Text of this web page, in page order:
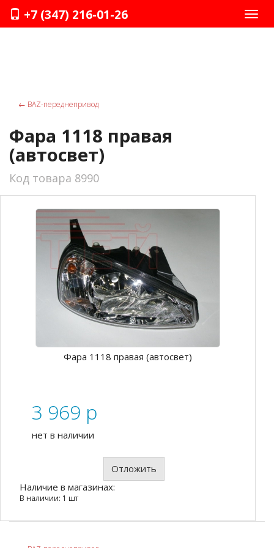
+7 (347) 216-01-26
← ВАZ-переднепривод
Фара 1118 правая
(автосвет)
Код товара 8990
Фара 1118 правая (автосвет)
3 969 p
нет в наличии
Отложить
Наличие в магазинах:
В наличии: 1 шт